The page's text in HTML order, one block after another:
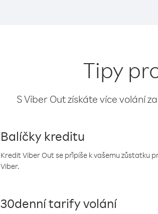
Tipy
S Viber Out získáte více volání
Balíčky kreditu
Kredit Viber Out se připíše k vašemu zůstatku
Viber.
30denní tarify volání